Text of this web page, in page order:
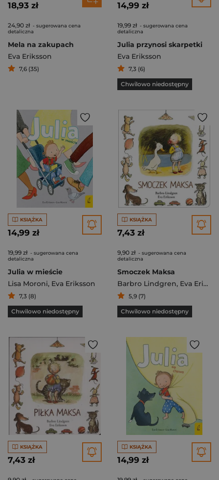
18,93 zł
24,90 zł - sugerowana cena
detaliczna
Mela na zakupach
Eva Eriksson
7,6 (35)
14,99 zł
19,99 zł - sugerowana cena
detaliczna
Julia przynosi skarpetki
Eva Eriksson
7,3 (6)
Chwilowo niedostępny
KSIĄŻKA
14,99 zł
19,99 zł - sugerowana cena
detaliczna
Julia w mieście
Lisa Moroni, Eva Eriksson
7,3 (8)
Chwilowo niedostępny
KSIĄŻKA
7,43 zł
9,90 zł - sugerowana cena
detaliczna
Smoczek Maksa
Barbro Lindgren, Eva Eriksson
5,9 (7)
Chwilowo niedostępny
KSIĄŻKA
7,43 zł
KSIĄŻKA
14,99 zł